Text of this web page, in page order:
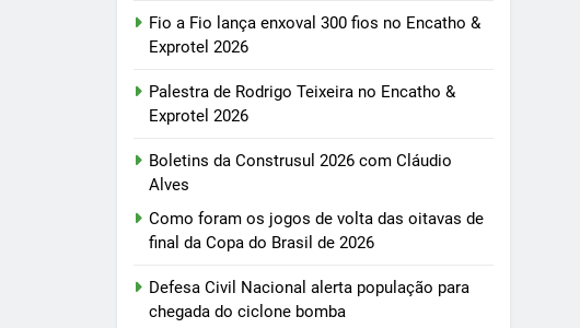
Fio a Fio lança enxoval 300 fios no Encatho &
Exprotel 2026
Palestra de Rodrigo Teixeira no Encatho &
Exprotel 2026
Boletins da Construsul 2026 com Cláudio
Alves
Como foram os jogos de volta das oitavas de
final da Copa do Brasil de 2026
Defesa Civil Nacional alerta população para
chegada do ciclone bomba